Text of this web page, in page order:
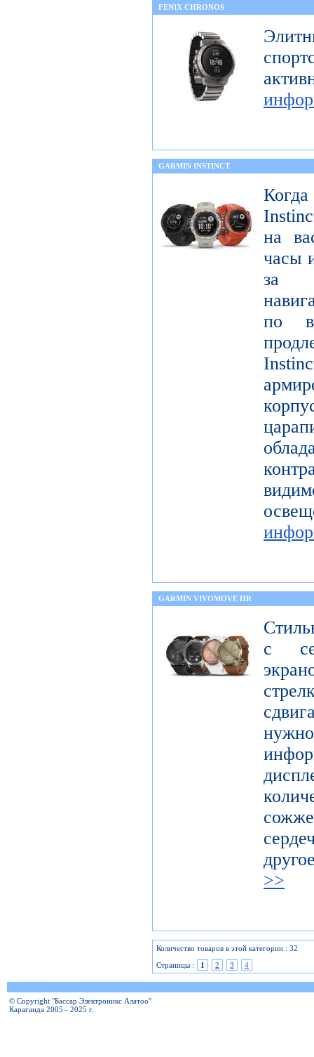
FENIX CHRONOS
GARMIN INSTINCT
на
часы
за
по
GARMIN VIVOMOVE HR
с
>>
Количество товаров в этой категории : 32
Страницы :
1 2 3 4
© Copyright "Бассар Электроникс Алатоо"
Караганда 2005 - 2025 г.